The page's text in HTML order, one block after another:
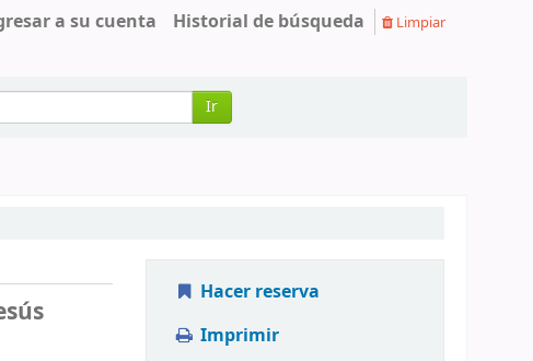
a su cuenta Historial de búsqueda Limpiar
Ir
Hacer reserva
Imprimir